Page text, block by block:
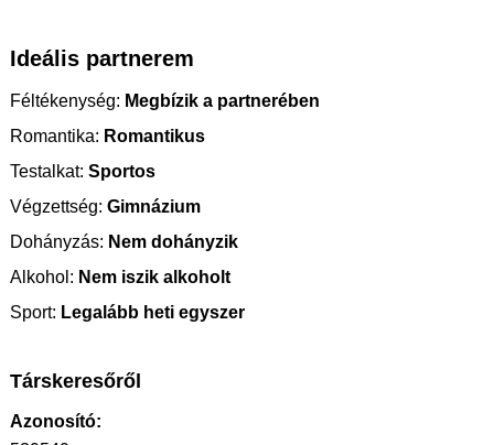
Ideális partnerem
Féltékenység: Megbízik a partnerében
Romantika: Romantikus
Testalkat: Sportos
Végzettség: Gimnázium
Dohányzás: Nem dohányzik
Alkohol: Nem iszik alkoholt
Sport: Legalább heti egyszer
Társkeresőről
Azonosító: